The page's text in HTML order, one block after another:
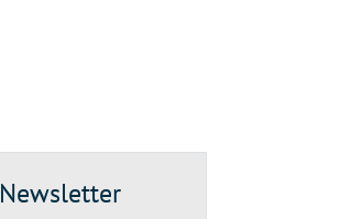
Newsletter